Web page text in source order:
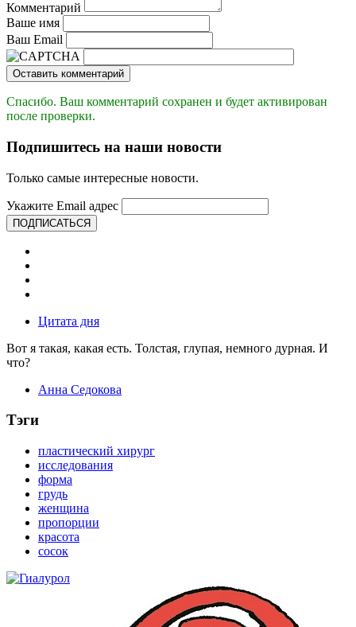
Комментарий
Ваше имя
Ваш Email
Оставить комментарий
Спасибо. Ваш комментарий сохранен и будет активирован
после проверки.
Подпишитесь на наши новости
Только самые интересные новости.
Укажите Email адрес
ПОДПИСАТЬСЯ
Цитата дня
Вот я такая, какая есть. Толстая, глупая, немного дурная. И
что?
Анна Седокова
Тэги
пластический хирург
исследования
форма
грудь
женщина
пропорции
красота
сосок